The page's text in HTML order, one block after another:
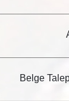
Belge